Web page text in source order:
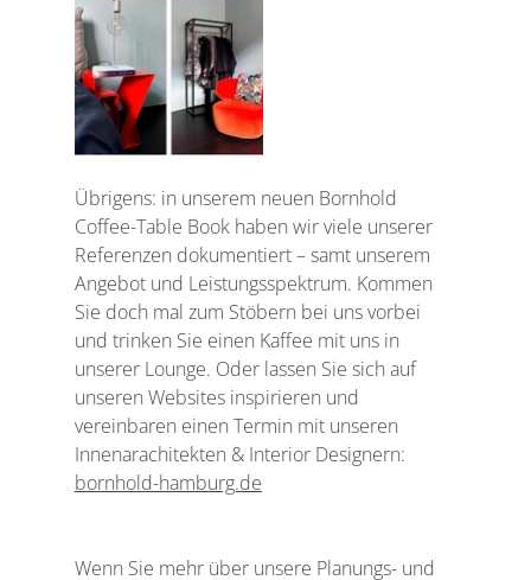
Übrigens: in unserem neuen Bornhold
Coffee-Table Book haben wir viele unserer
Referenzen dokumentiert – samt unserem
Angebot und Leistungsspektrum. Kommen
Sie doch mal zum Stöbern bei uns vorbei
und trinken Sie einen Kaffee mit uns in
unserer Lounge. Oder lassen Sie sich auf
unseren Websites inspirieren und
vereinbaren einen Termin mit unseren
Innenarachitekten & Interior Designern:
bornhold-hamburg.de
Wenn Sie mehr über unsere Planungs- und